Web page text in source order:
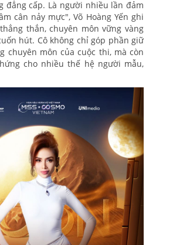
đẳng cấp. Là người nhiều lần đảm
cân nảy mực", Võ Hoàng Yến ghi
thắn, chuyên môn vững vàng
hút. Cô không chỉ góp phần giữ
chuyên môn của cuộc thi, mà còn
cho nhiều thế hệ người mẫu,